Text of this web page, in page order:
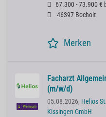
67.300 - 73.900 €
46397 Bocholt
Merken
Premium
Facharzt
(m/w/d)
05.08.2026, Helios
Kissingen GmbH